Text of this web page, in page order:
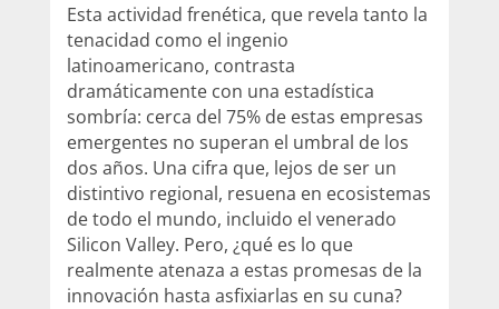
Esta actividad frenética, que revela tanto la
tenacidad como el ingenio
latinoamericano, contrasta
dramáticamente con una estadística
sombría: cerca del 75% de estas empresas
emergentes no superan el umbral de los
dos años. Una cifra que, lejos de ser un
distintivo regional, resuena en ecosistemas
de todo el mundo, incluido el venerado
Silicon Valley. Pero, ¿qué es lo que
realmente atenaza a estas promesas de la
innovación hasta asfixiarlas en su cuna?